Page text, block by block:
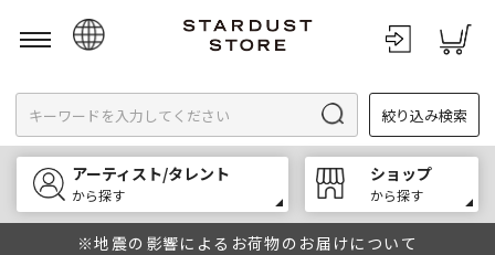
English
한국어
中文
絞り込み検索
アーティスト/タレント
から探す
ショップ
から探す
※地震の影響によるお荷物のお届けについて